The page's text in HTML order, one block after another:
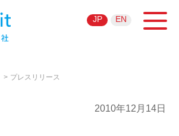
JP EN
プレスリリース
2010年12月14日